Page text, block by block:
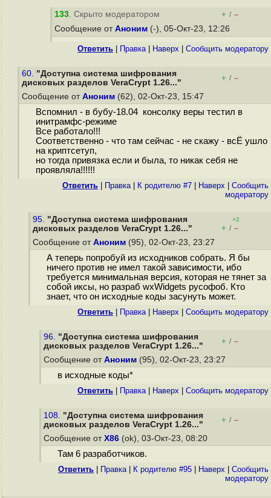
133. Скрыто модератором + / –
Сообщение от Аноним (-), 05-Окт-23, 12:26
Ответить Правка| Наверх Cообщить модератору
60. "Доступна система шифрования
дисковых разделов VeraCrypt 1.26..."
+ / –
Сообщение от Аноним (62), 02-Окт-23, 15:47
Вспомнил - в бубу-18.04 консолку веры тестил в
инитрамфс-режиме
Все работало!!!
Соответственно - что там сейчас - не скажу - всЁ ушло
на криптсетуп,
но тогда привязка если и была, то никак себя не
проявляла!!!!!!
Ответить Правка| К родителю #7 Наверх
Cообщить
модератору
95. "Доступна система шифрования
дисковых разделов VeraCrypt 1.26..."
+2
+ / –
Сообщение от Аноним (95), 02-Окт-23, 23:27
А теперь попробуй из исходников собрать. Я бы
ничего против не имел такой зависимости, ибо
требуется минимальная версия, которая не тянет за
собой иксы, но разраб wxWidgets русофоб. Кто
знает, что он исходные коды засунуть может.
Ответить Правка| Наверх Cообщить модератору
96. "Доступна система шифрования
дисковых разделов VeraCrypt 1.26..."
+ / –
Сообщение от Аноним (95), 02-Окт-23, 23:27
в исходные коды*
Ответить Правка| Наверх Cообщить модератору
108. "Доступна система шифрования
дисковых разделов VeraCrypt 1.26..."
+ / –
Сообщение от X86 (ok), 03-Окт-23, 08:20
Там 6 разработчиков.
Ответить Правка| К родителю #95 Наверх
Cообщить
модератору